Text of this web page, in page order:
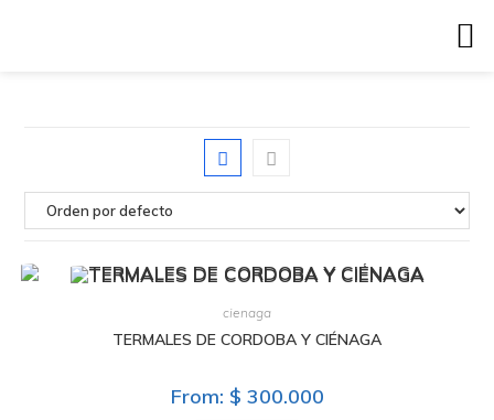
cienaga
TERMALES DE CORDOBA Y CIÉNAGA
From: $ 300.000